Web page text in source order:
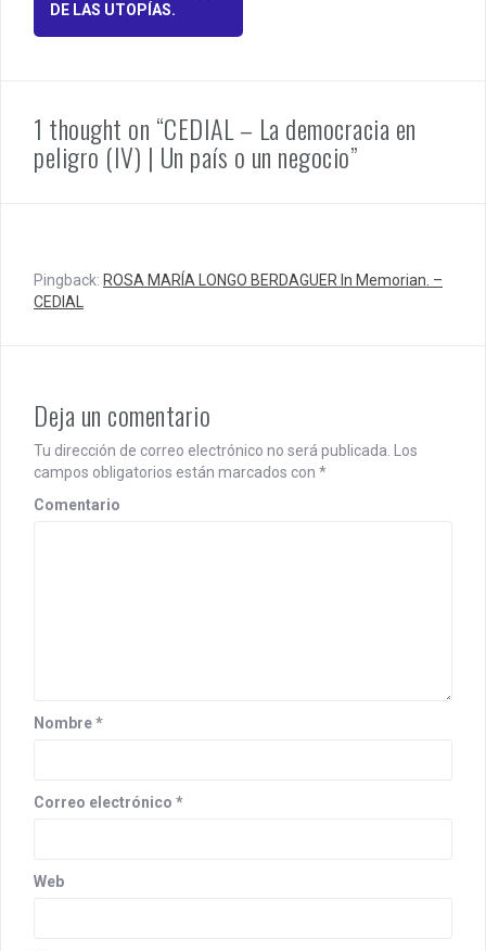
v
g
a
t
o
n
DE LAS UTOPÍAS.
1 thought on “CEDIAL – La democracia en
peligro (IV) | Un país o un negocio”
Pingback: ROSA MARÍA LONGO BERDAGUER In Memorian. –
CEDIAL
Deja un comentario
Tu dirección de correo electrónico no será publicada. Los
campos obligatorios están marcados con *
Comentario
Nombre*
Correo electrónico *
Web